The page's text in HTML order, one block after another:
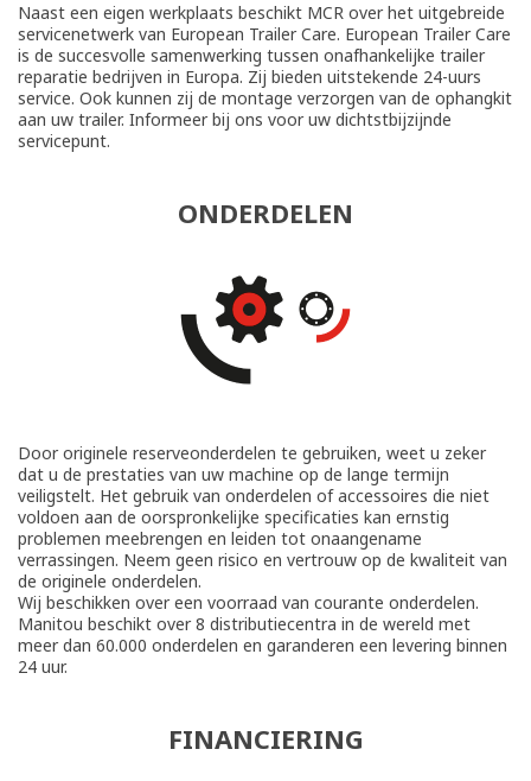
Naast een eigen werkplaats beschikt MCR over het uitgebreide
servicenetwerk van European Trailer Care. European Trailer Care
is de succesvolle samenwerking tussen onafhankelijke trailer
reparatie bedrijven in Europa. Zij bieden uitstekende 24-uurs
service. Ook kunnen zij de montage verzorgen van de ophangkit
aan uw trailer. Informeer bij ons voor uw dichtstbijzijnde
servicepunt.
ONDERDELEN
Door originele reserveonderdelen te gebruiken, weet u zeker
dat u de prestaties van uw machine op de lange termijn
veiligstelt. Het gebruik van onderdelen of accessoires die niet
voldoen aan de oorspronkelijke specificaties kan ernstig
problemen meebrengen en leiden tot onaangename
verrassingen. Neem geen risico en vertrouw op de kwaliteit van
de originele onderdelen.
Wij beschikken over een voorraad van courante onderdelen.
Manitou beschikt over 8 distributiecentra in de wereld met
meer dan 60.000 onderdelen en garanderen een levering binnen
24 uur.
FINANCIERING